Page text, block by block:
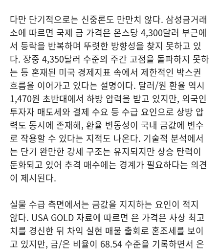
다만 단기적으로는 신중론도 만만치 않다. 삼성금거래
소에 따르면 국제 금 가격은 온스당 4,300달러 부근에
서 등락을 반복하며 뚜렷한 방향성을 찾지 못하고 있
다. 장중 4,350달러 수준의 주간 고점을 돌파하지 못하
는 등 혼재된 미국 경제지표 속에서 제한적인 박스권
흐름을 이어가고 있다는 설명이다. 달러/원 환율 역시
1,470원 초반대에서 하방 압력을 받고 있지만, 외국인
투자자 매도세와 결제 수요 등 수급 요인으로 상방 압
력도 동시에 존재해, 환율 변동성이 국내 금값에 변수
로 작용할 수 있다는 지적도 나온다. 기술적 분석에서
는 단기 완만한 강세 구조는 유지되지만 상승 탄력이
둔화되고 있어 추격 매수에는 경계가 필요하다는 의견
이 제시된다.
실물 수급 측면에서는 금값을 지지하는 요인이 적지
않다. USA GOLD 자료에 따르면 은 가격은 사상 최고
치를 경신한 뒤 차익 실현 매물 출회로 혼조세를 보이
고 있지만, 금/은 비율이 68.54 수준을 기록하면서 은